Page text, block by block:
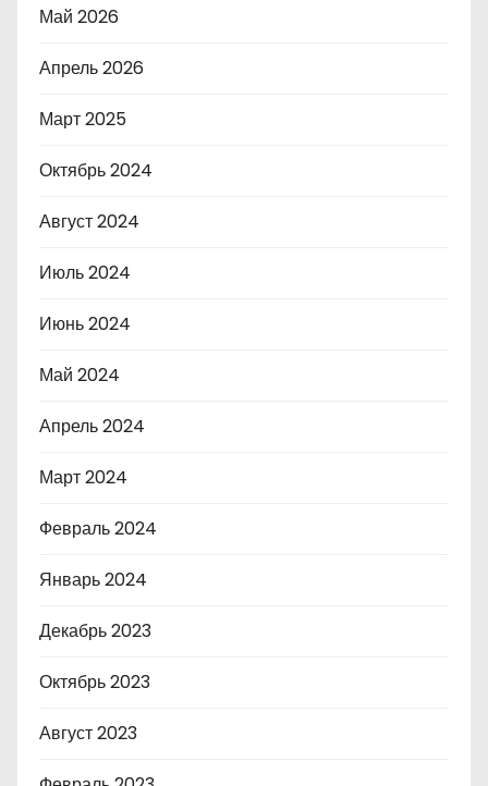
Май 2026
Апрель 2026
Март 2025
Октябрь 2024
Август 2024
Июль 2024
Июнь 2024
Май 2024
Апрель 2024
Март 2024
Февраль 2024
Январь 2024
Декабрь 2023
Октябрь 2023
Август 2023